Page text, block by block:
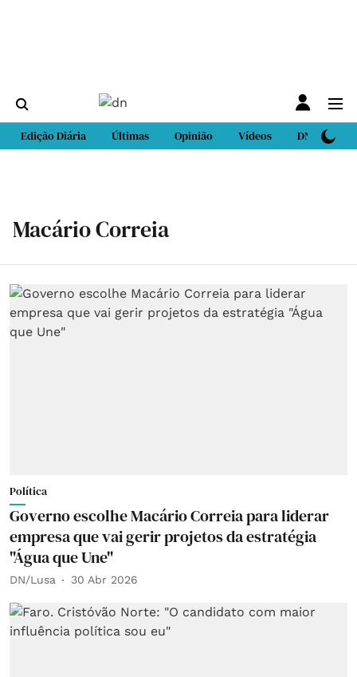
Edição Diária Últimas Opinião Vídeos DN Sport
Macário Correia
Política
Governo escolhe Macário Correia para liderar
empresa que vai gerir projetos da estratégia
"Água que Une"
DN/Lusa 30 Abr 2026